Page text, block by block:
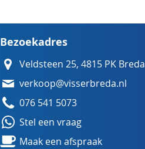
Bezoekadres
Veldsteen 25, 4815 PK Breda
verkoop@visserbreda.nl
076 541 5073
Stel een vraag
Maak een afspraak